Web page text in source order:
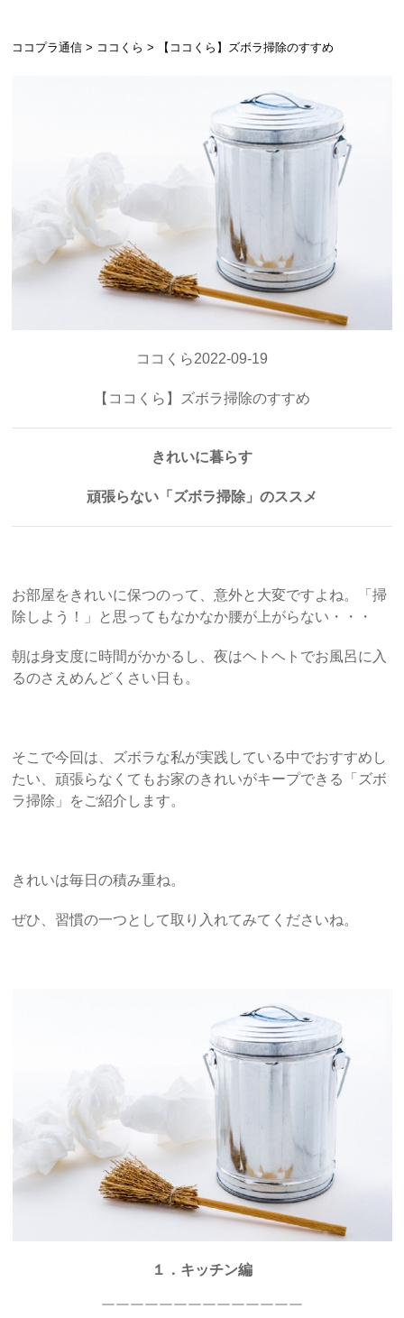
ココプラ通信 ココくら 【ココくら】ズボラ掃除のすすめ
ココくら2022-09-19
【ココくら】ズボラ掃除のすすめ
きれいに暮らす
頑張らない「ズボラ掃除」のススメ
お部屋をきれいに保つのって、意外と大変ですよね。「掃
除しよう！」と思ってもなかなか腰が上がらない・・・
朝は身支度に時間がかかるし、夜はヘトヘトでお風呂に入
るのさえめんどくさい日も。
そこで今回は、ズボラな私が実践している中でおすすめし
たい、頑張らなくてもお家のきれいがキープできる「ズボ
ラ掃除」をご紹介します。
きれいは毎日の積み重ね。
ぜひ、習慣の一つとして取り入れてみてくださいね。
１．キッチン編
￣￣￣￣￣￣￣￣￣￣￣￣￣￣